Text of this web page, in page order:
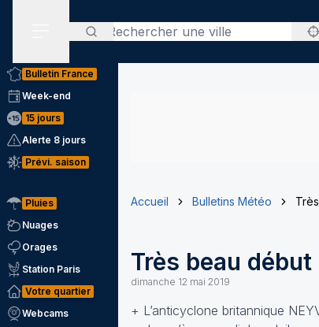
Rechercher
Bulletin France
Week-end
15 jours
Alerte 8 jours
Prévi. saison
Pluies
Nuages
Orages
Station Paris
Votre quartier
Webcams
Accueil Bulletins Météo
Très beau
dimanche 12 mai 2019
+ L’anticyclone britannique